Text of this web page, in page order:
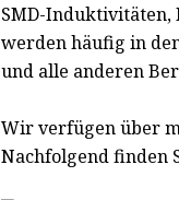
SMD-
werden häufig in
und alle anderen
Wir verfügen über
Nachfolgend finden